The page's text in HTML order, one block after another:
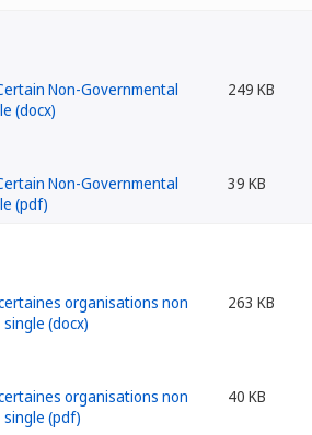
249 KB
39 KB
263 KB
40 KB